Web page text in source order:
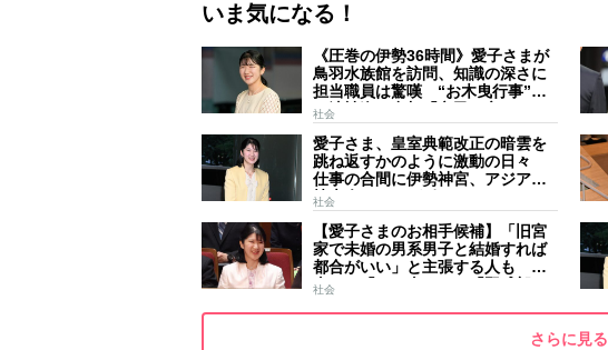
いま気になる！
《圧巻の伊勢36時間》愛子さまが
鳥羽水族館を訪問、知識の深さに
担当職員は驚嘆 “お木曳行事”に
は法被姿で参加「市民に交じって
一生懸命引いておられました」
社会
愛子さま、皇室典範改正の暗雲を
跳ね返すかのように激動の日々
仕事の合間に伊勢神宮、アジア競
技大会、シンガポール…スケジュ
ールはびっしり 「天皇家のご長
女」の揺るがぬ思い
社会
【愛子さまのお相手候補】「旧宮
家で未婚の男系男子と結婚すれば
都合がいい」と主張する人も 過
去には「のび太くん」「野球部エ
前
社会
さらに見る